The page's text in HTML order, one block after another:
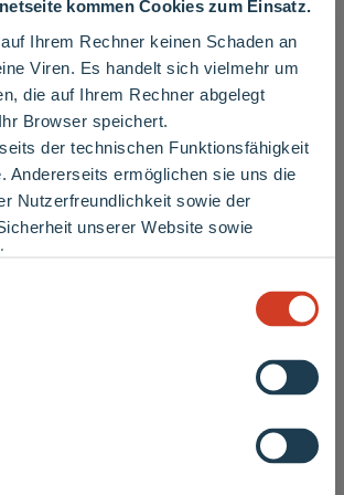
kommen Cookies zum Einsatz.
Ihrem Rechner keinen Schaden an
Viren. Es handelt sich vielmehr um
die auf Ihrem Rechner abgelegt
Browser speichert.
der technischen Funktionsfähigkeit
Andererseits ermöglichen sie uns die
Nutzerfreundlichkeit sowie der
unserer Website sowie
Hinweis
unterwegs, die an
vorzulegen oder Zählernummern
Sie: Diese Personen handeln
Merseburg präsentieren am